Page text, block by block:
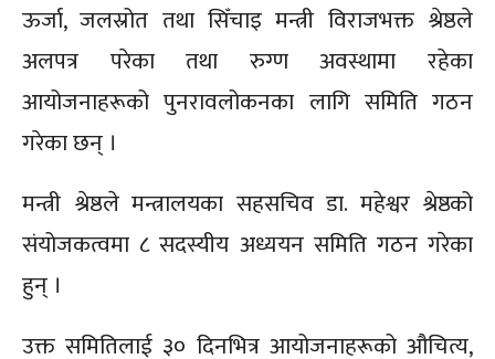
ऊर्जा, जलस्रोत तथा सिँचाइ मन्त्री विराजभक्त श्रेष्ठले
अलपत्र परेका तथा रुग्ण अवस्थामा रहेका
आयोजनाहरूको पुनरावलोकनका लागि समिति गठन
गरेका छन् ।
मन्त्री श्रेष्ठले मन्त्रालयका सहसचिव डा. महेश्वर श्रेष्ठको
संयोजकत्वमा ८ सदस्यीय अध्ययन समिति गठन गरेका
हुन् ।
उक्त समितिलाई ३० दिनभित्र आयोजनाहरूको औचित्य,